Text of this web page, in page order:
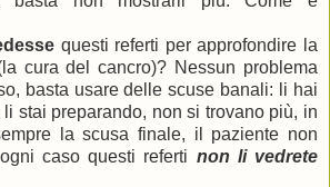
questi referti per approfondire la
cura del cancro)? Nessun problema
basta usare delle scuse banali: li hai
stai preparando, non si trovano più, in
la scusa finale, il paziente non
caso questi referti non li vedrete